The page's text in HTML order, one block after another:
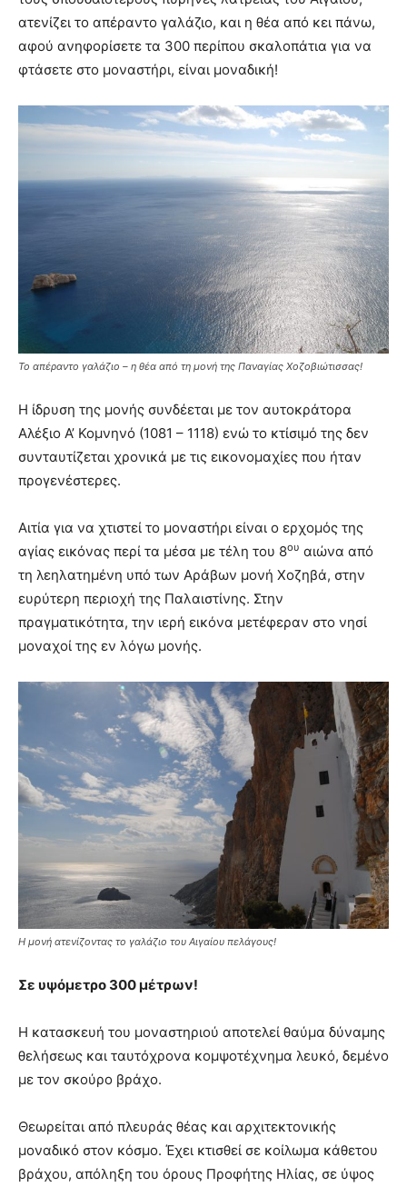
ατενίζει το απέραντο γαλάζιο, και η θέα από κει πάνω,
αφού ανηφορίσετε τα 300 περίπου σκαλοπάτια για να
φτάσετε στο μοναστήρι, είναι μοναδική!
Το απέραντο γαλάζιο – η θέα από τη μονή της Παναγίας Χοζοβιώτισσας!
Η ίδρυση της μονής συνδέεται με τον αυτοκράτορα
Αλέξιο Α’ Κομνηνό (1081 – 1118) ενώ το κτίσιμό της δεν
συνταυτίζεται χρονικά με τις εικονομαχίες που ήταν
προγενέστερες.
Αιτία για να χτιστεί το μοναστήρι είναι ο ερχομός της
αγίας εικόνας περί τα μέσα με τέλη του 8ου αιώνα από
τη λεηλατημένη υπό των Αράβων μονή Χοζηβά, στην
ευρύτερη περιοχή της Παλαιστίνης. Στην
πραγματικότητα, την ιερή εικόνα μετέφεραν στο νησί
μοναχοί της εν λόγω μονής.
Η μονή ατενίζοντας το γαλάζιο του Αιγαίου πελάγους!
Σε υψόμετρο 300 μέτρων!
Η κατασκευή του μοναστηριού αποτελεί θαύμα δύναμης
θελήσεως και ταυτόχρονα κομψοτέχνημα λευκό, δεμένο
με τον σκούρο βράχο.
Θεωρείται από πλευράς θέας και αρχιτεκτονικής
μοναδικό στον κόσμο. Έχει κτισθεί σε κοίλωμα κάθετου
βράχου, απόληξη του όρους Προφήτης Ηλίας, σε ύψος